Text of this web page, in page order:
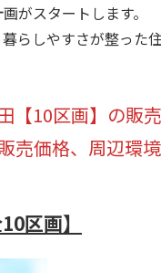
がスタートします。
らしやすさが整った住
10区画】の販
価格、周辺環
区画】